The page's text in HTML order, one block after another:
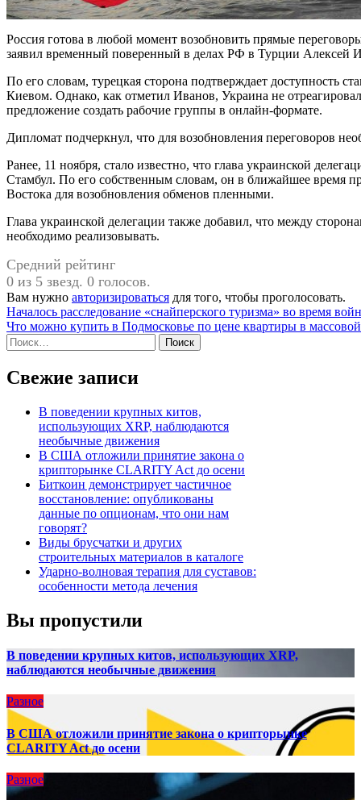
Россия готова в любой момент возобновить прямые
заявил временный поверенный в делах РФ в Турции Алексей
По его словам, турецкая сторона подтверждает доступность
Киевом. Однако, как отметил Иванов, Украина не
предложение создать рабочие группы в онлайн-формате.
Дипломат подчеркнул, что для возобновления переговоров
Ранее, 11 ноября, стало известно, что глава украинской
Стамбул. По его собственным словам, он в ближайшее время
Востока для возобновления обменов пленными.
Глава украинской делегации также добавил, что между
необходимо реализовывать.
Средний рейтинг
0 из 5 звезд. 0 голосов.
Вам нужно авторизироваться для того, чтобы проголосовать.
Навигация
по
записям
Началось расследование «снайперского туризма» во время
Что можно купить в Подмосковье по цене квартиры в
Найти:
Свежие записи
В поведении крупных китов,
использующих XRP, наблюдаются
необычные движения
В США отложили принятие закона о
крипторынке CLARITY Act до осени
Биткоин демонстрирует частичное
восстановление: опубликованы
данные по опционам, что они нам
говорят?
Виды брусчатки и других
строительных материалов в каталоге
Ударно-волновая терапия для суставов:
особенности метода лечения
Вы пропустили
В поведении крупных китов, использующих XRP,
наблюдаются необычные движения
Разное
В США отложили принятие закона о крипторынке
CLARITY Act до осени
Разное